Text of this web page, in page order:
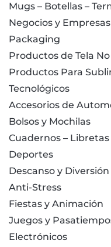
Mugs – Botellas –
Negocios y Empresas
Packaging
Productos de Tela No
Productos Para
Tecnológicos
Accesorios de
Bolsos y Mochilas
Cuadernos – Libretas
Deportes
Descanso y Diversión
Anti-Stress
Fiestas y Animación
Juegos y
Electrónicos